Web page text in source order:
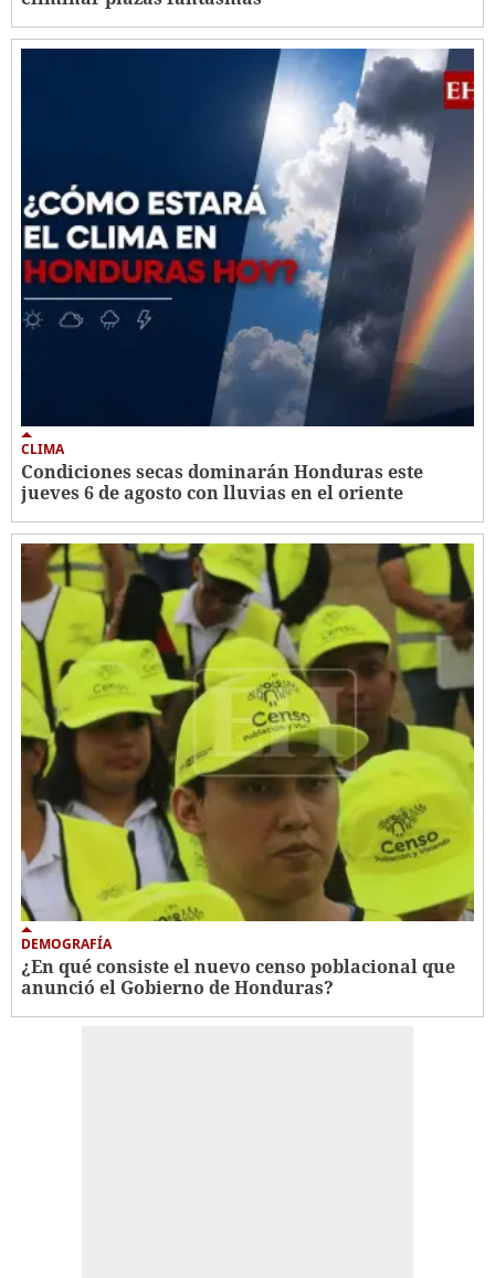
CLIMA
Condiciones secas dominarán Honduras este
jueves 6 de agosto con lluvias en el oriente
DEMOGRAFÍA
¿En qué consiste el nuevo censo poblacional que
anunció el Gobierno de Honduras?